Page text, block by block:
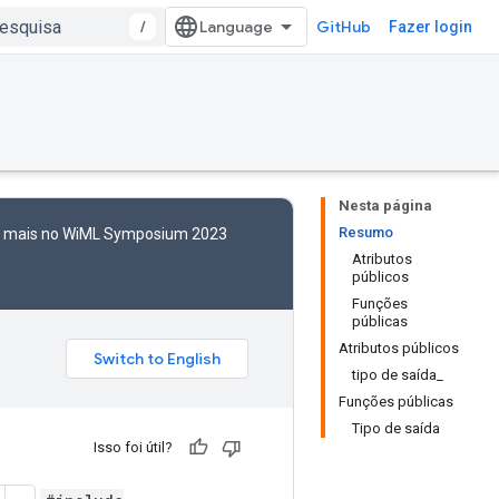
/ GitHub Fazer login
Nesta página
Resumo
Atributos
públicos
Funções
públicas
Atributos públicos
tipo de saída_
Funções públicas
Tipo de saída
no WiML Symposium 2023
Isso foi útil?